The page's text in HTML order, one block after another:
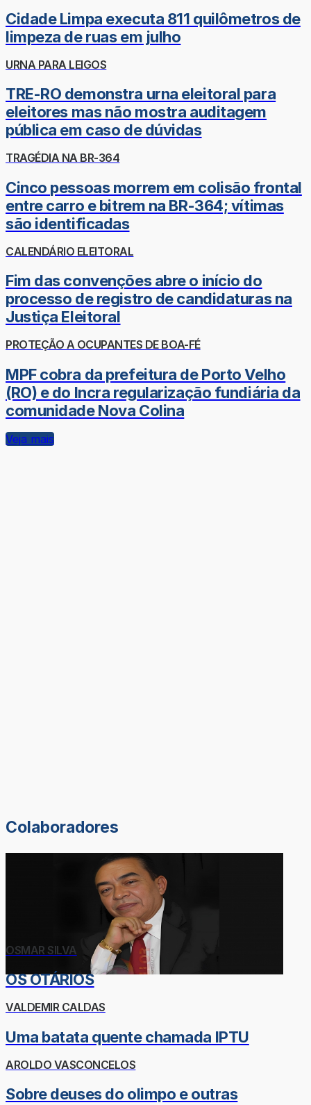
Cidade Limpa executa 811 quilômetros de
limpeza de ruas em julho
URNA PARA LEIGOS
TRE-RO demonstra urna eleitoral para
eleitores mas não mostra auditagem
pública em caso de dúvidas
TRAGÉDIA NA BR-364
Cinco pessoas morrem em colisão frontal
entre carro e bitrem na BR-364; vítimas
são identificadas
CALENDÁRIO ELEITORAL
Fim das convenções abre o início do
processo de registro de candidaturas na
Justiça Eleitoral
PROTEÇÃO A OCUPANTES DE BOA-FÉ
MPF cobra da prefeitura de Porto Velho
(RO) e do Incra regularização fundiária da
comunidade Nova Colina
Veja mais
Colaboradores
OSMAR SILVA
OS OTÁRIOS
VALDEMIR CALDAS
Uma batata quente chamada IPTU
AROLDO VASCONCELOS
Sobre deuses do olimpo e outras